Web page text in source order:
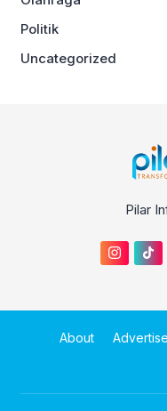
Politik
Uncategorized
Pilar
About Advertise